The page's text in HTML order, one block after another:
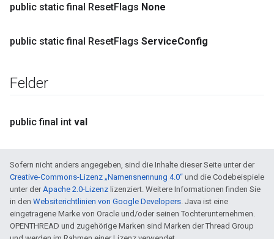
public static final ResetFlags None
public static final ResetFlags ServiceConfig
Felder
public final int val
Sofern nicht anders angegeben, sind die Inhalte dieser Seite unter der
Creative-Commons-Lizenz „Namensnennung 4.0“ und die Codebeispiele
unter derApache 2.0-Lizenz lizenziert. Weitere Informationen finden Sie
in den Websiterichtlinien von Google Developers. Java ist eine
eingetragene Marke von Oracle und/oder seinen Tochterunternehmen.
OPENTHREAD und zugehörige Marken sind Marken der Thread Group